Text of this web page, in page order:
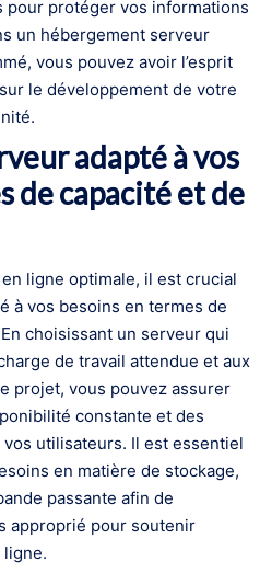
protéger vos informations
un hébergement serveur
vous pouvez avoir l’esprit
le développement de votre
adapté à vos
de capacité et de
ligne optimale, il est crucial
à vos besoins en termes de
choisissant un serveur qui
de travail attendue et aux
projet, vous pouvez assurer
constante et des
utilisateurs. Il est essentiel
en matière de stockage,
passante afin de
approprié pour soutenir